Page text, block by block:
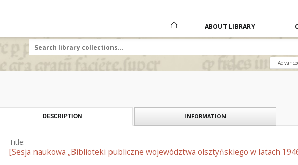
ABOUT LIBRARY
DESCRIPTION INFORMATION
Title:
[Sesja naukowa „Biblioteki publiczne województwa olsztyńskiego w latach